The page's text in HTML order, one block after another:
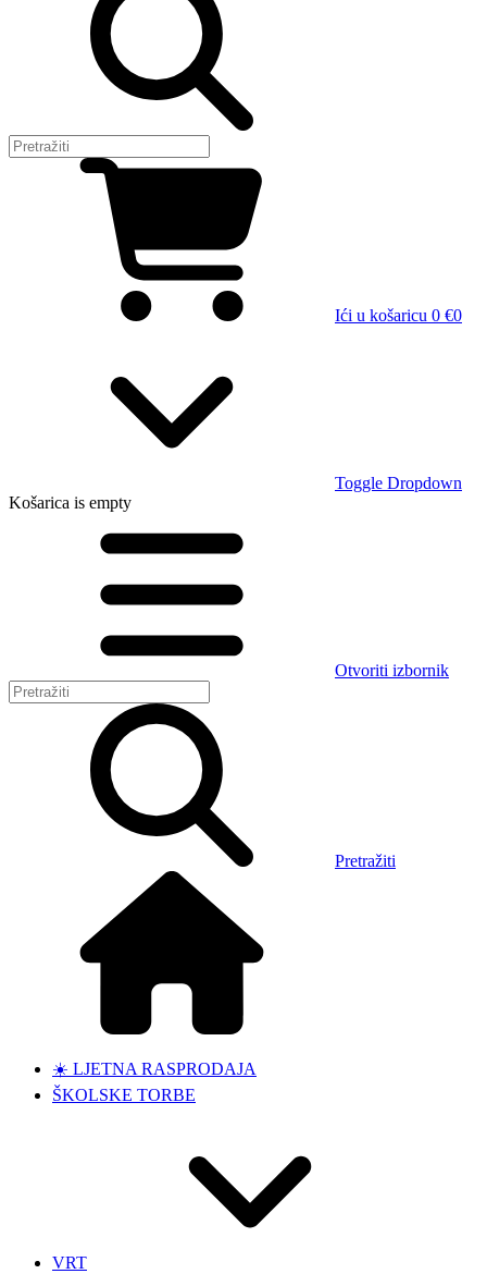
Ići u košaricu 0 €0
Toggle Dropdown
Košarica is empty
Otvoriti izbornik
Pretražiti
☀️ LJETNA RASPRODAJA
ŠKOLSKE TORBE
VRT